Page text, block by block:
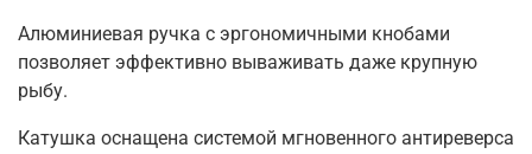
Алюминиевая ручка с эргономичными кнобами
позволяет эффективно вываживать даже крупную
рыбу.
Катушка оснащена системой мгновенного антиреверса